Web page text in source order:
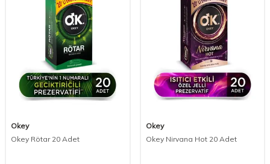
Okey
Okey Rötar 20 Adet
Okey
Okey Nirvana Hot 20 Adet